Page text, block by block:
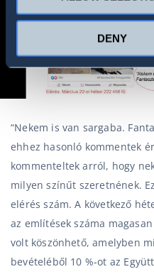
DENY
“Nekem is van sargaba.
ehhez hasonló kommentek
kommenteltek arról, hogy
milyen színűt szeretnének.
elérés szám. A következő
az említések száma
volt köszönhető, amelyben
bevételéből 10 %-ot az